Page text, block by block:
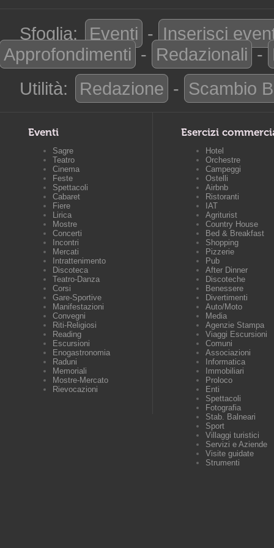
Sfoglia: Eventi - Inserisci
Approfondimenti - Redazionali -
Utilità:
Redazione - Scambio
Eventi
Sagre
Teatro
Cinema
Feste
Spettacoli
Cabaret
Fiere
Lirica
Mostre
Concerti
Incontri
Mercati
Intrattenimento
Discoteca
Teatro-Danza
Corsi
Gare-Sportive
Manifestazioni
Convegni
Riti-Religiosi
Reading
Escursioni
Enogastronomia
Raduni
Memoriali
Mostre-Mercato
Rievocazioni
Esercizi
Hotel
Orchestre
Campeggi
Ostelli
Airbnb
Ristoranti
IAT
Agriturist
Country House
Bed & Breakfast
Shopping
Pizzerie
Pub
After Dinner
Discoteche
Benessere
Divertimenti
Auto/Moto
Media
Agenzie Stampa
Viaggi Escursioni
Comuni
Associazioni
Informatica
Immobiliari
Proloco
Enti
Spettacoli
Fotografia
Stab. Balneari
Sport
Villaggi turistici
Servizi e Aziende
Visite guidate
Strumenti